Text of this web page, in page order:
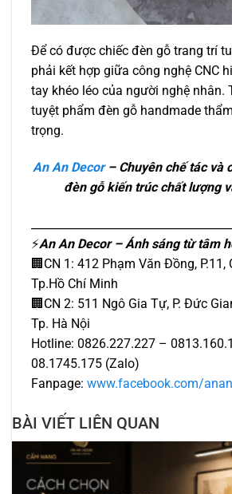
Để có được chiếc đèn gỗ trang trí
phải kết hợp giữa công nghệ CNC
tay khéo léo của người nghệ nhân.
tuyệt phẩm đèn gỗ handmade
trọng.
An An Decor– Chuyên chế tác và
đèn gỗ kiến trúc chất lượng
⚡️An An Decor – Ánh sáng từ tâm
🏢CN 1: 412 Phạm Văn Đồng, P.11,
Tp.Hồ Chí Minh
🏢CN 2: 511 Ngô Gia Tự, P. Đức
Tp. Hà Nội
Hotline: 0826.227.227 –
08.1745.175 (Zalo)
Fanpage: www.facebook.com/
BÀI VIẾT LIÊN QUAN